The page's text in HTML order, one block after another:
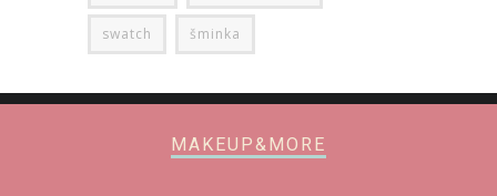
swatch šminka
MAKEUP&MORE